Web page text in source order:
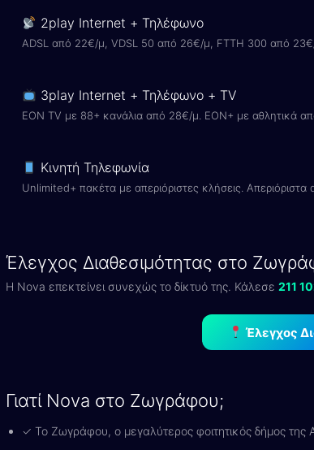
2play Internet + Τηλέφωνο
ADSL από 22€/μ, VDSL 50 από 26€/μ, FTTH 300 από
3play Internet + Τηλέφωνο + TV
EON TV με 88+ κανάλια από 28€/μ. EON+ με αθλητικά
Κινητή Τηλεφωνία
Unlimited+ πακέτα με απεριόριστες κλήσεις.
Έλεγχος Διαθεσιμότητας στο
Η Nova επεκτείνει συνεχώς το δίκτυό της. Κάλεσε 211
Έλεγχος
Γιατί Nova στο Ζωγράφου;
✓ Το Ζωγράφου, ο μεγαλύτερος φοιτητικός δήμος της